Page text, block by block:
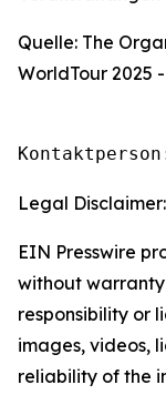
Quelle: The
WorldTour 2025
Legal Disclaimer:
EIN Presswire
without
responsibility or
images, videos,
reliability of the